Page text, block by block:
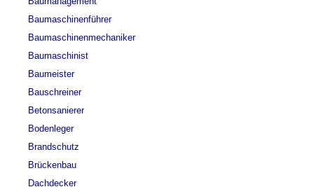
Baumaschinenführer
Baumaschinenmechaniker
Baumaschinist
Baumeister
Bauschreiner
Betonsanierer
Bodenleger
Brandschutz
Brückenbau
Dachdecker